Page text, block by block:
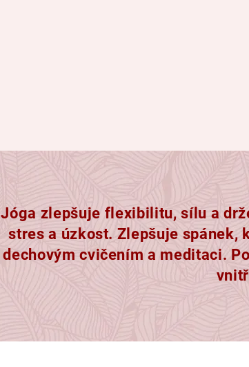
Jóga zlepšuje flexibilitu, sílu a
stres a úzkost. Zlepšuje spánek,
dechovým cvičením a meditaci.